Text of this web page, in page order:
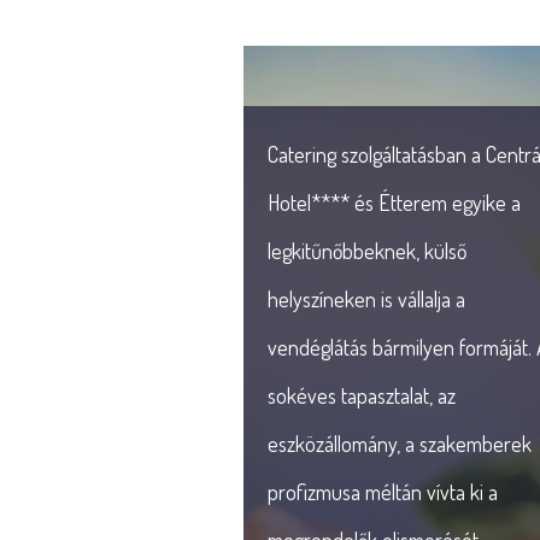
Catering szolgáltatásban a
Hotel**** és Étterem egyike a
legkitűnőbbeknek, külső
helyszíneken is vállalja a
vendéglátás bármilyen formáját.
sokéves tapasztalat, az
eszközállomány, a szakemberek
profizmusa méltán vívta ki a